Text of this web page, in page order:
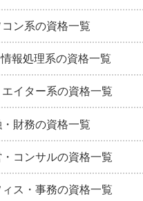
ン系の資格一覧
報処理系の資格一覧
エイター系の資格一覧
財務の資格一覧
コンサルの資格一覧
ィス・事務の資格一覧